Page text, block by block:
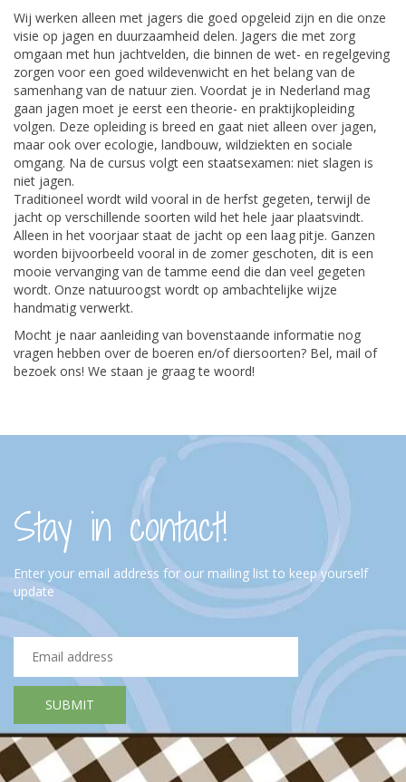
Wij werken alleen met jagers die goed opgeleid zijn en die onze
visie op jagen en duurzaamheid delen. Jagers die met zorg
omgaan met hun jachtvelden, die binnen de wet- en regelgeving
zorgen voor een goed wildevenwicht en het belang van de
samenhang van de natuur zien. Voordat je in Nederland mag
gaan jagen moet je eerst een theorie- en praktijkopleiding
volgen. Deze opleiding is breed en gaat niet alleen over jagen,
maar ook over ecologie, landbouw, wildziekten en sociale
omgang. Na de cursus volgt een staatsexamen: niet slagen is
niet jagen.
Traditioneel wordt wild vooral in de herfst gegeten, terwijl de
jacht op verschillende soorten wild het hele jaar plaatsvindt.
Alleen in het voorjaar staat de jacht op een laag pitje. Ganzen
worden bijvoorbeeld vooral in de zomer geschoten, dit is een
mooie vervanging van de tamme eend die dan veel gegeten
wordt. Onze natuuroogst wordt op ambachtelijke wijze
handmatig verwerkt.
Mocht je naar aanleiding van bovenstaande informatie nog
vragen hebben over de boeren en/of diersoorten? Bel, mail of
bezoek ons! We staan je graag te woord!
Stay in contact!
Enter your email address for our mailing list to keep yourself
update